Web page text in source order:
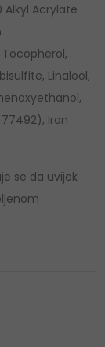
Alkyl Acrylate
Linalool,
Iron
se da uvijek